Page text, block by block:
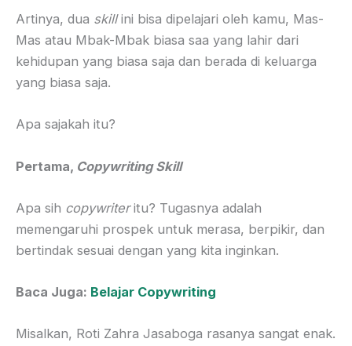
Artinya, dua skillini bisa dipelajari oleh kamu, Mas-
Mas atau Mbak-Mbak biasa saa yang lahir dari
kehidupan yang biasa saja dan berada di keluarga
yang biasa saja.
Apa sajakah itu?
Pertama, Copywriting Skill
Apa sih copywriteritu? Tugasnya adalah
memengaruhi prospek untuk merasa, berpikir, dan
bertindak sesuai dengan yang kita inginkan.
Baca Juga: Belajar Copywriting
Misalkan, Roti Zahra Jasaboga rasanya sangat enak.